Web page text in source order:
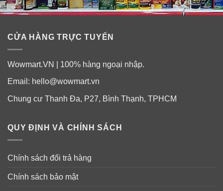
thần kinh, liệt chân tay do máu không lưu thông được.
Thành phần:
Tinh dầu thông được chưng cất từ 100% lá thông đỏ.
CỬA HÀNG TRỰC TUYẾN
Wowmart.VN | 100% hàng ngoại nhập.
Email: hello@wowmart.vn
Chung cư Thanh Đa, P27, Bình Thạnh, TPHCM
QUY ĐỊNH VÀ CHÍNH SÁCH
Chính sách đổi trả hàng
Chính sách bảo mật